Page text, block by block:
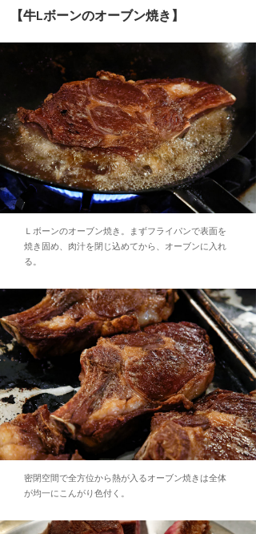
【牛Lボーンのオーブン焼き】
Ｌボーンのオーブン焼き。まずフライパンで表面を
焼き固め、肉汁を閉じ込めてから、オーブンに入れ
る。
密閉空間で全方位から熱が入るオーブン焼きは全体
が均一にこんがり色付く。